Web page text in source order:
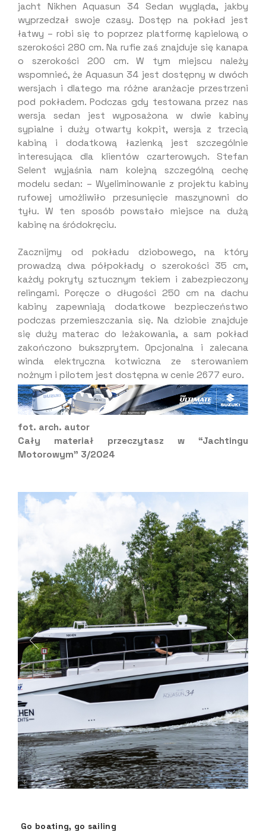
jacht Nikhen Aquasun 34 Sedan wygląda, jakby
wyprzedzał swoje czasy. Dostęp na pokład jest
łatwy – robi się to poprzez platformę kąpielową o
szerokości 280 cm. Na rufie zaś znajduje się kanapa
o szerokości 200 cm. W tym miejscu należy
wspomnieć, że Aquasun 34 jest dostępny w dwóch
wersjach i dlatego ma różne aranżacje przestrzeni
pod pokładem. Podczas gdy testowana przez nas
wersja sedan jest wyposażona w dwie kabiny
sypialne i duży otwarty kokpit, wersja z trzecią
kabiną i dodatkową łazienką jest szczególnie
interesująca dla klientów czarterowych. Stefan
Selent wyjaśnia nam kolejną szczególną cechę
modelu sedan: – Wyeliminowanie z projektu kabiny
rufowej umożliwiło przesunięcie maszynowni do
tyłu. W ten sposób powstało miejsce na dużą
kabinę na śródokręciu.
Zacznijmy od pokładu dziobowego, na który
prowadzą dwa półpokłady o szerokości 35 cm,
każdy pokryty sztucznym tekiem i zabezpieczony
relingami. Poręcze o długości 250 cm na dachu
kabiny zapewniają dodatkowe bezpieczeństwo
podczas przemieszczania się. Na dziobie znajduje
się duży materac do leżakowania, a sam pokład
zakończono bukszprytem. Opcjonalna i zalecana
winda elektryczna kotwiczna ze sterowaniem
nożnym i pilotem jest dostępna w cenie 2677 euro.
fot. arch. autor
Cały materiał przeczytasz w “Jachtingu
Motorowym” 3/2024
Go boating, go sailing